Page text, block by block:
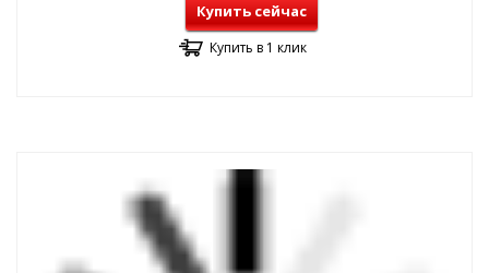
Купить сейчас
Купить в 1 клик